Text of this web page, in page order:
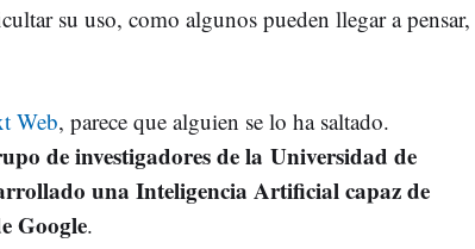
su uso, como algunos pueden llegar a pensar,
Web, parece que alguien se lo ha saltado.
de investigadores de la Universidad de
una Inteligencia Artificial capaz de
Google.